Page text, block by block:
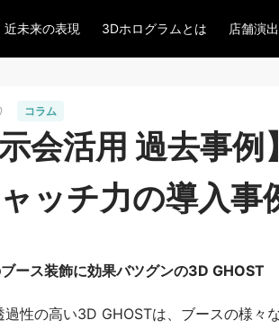
近未来の表現 3Dホログラムとは 店舗演出
コラム
示会活用 過去事
ッチ力の導入事
ース装飾に効果バツグンの3D GHOST
過性の高い3D GHOSTは、ブースの様々